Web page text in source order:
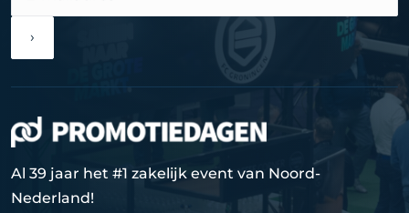
›
Al 39 jaar het #1 zakelijk event van Noord-
Nederland!